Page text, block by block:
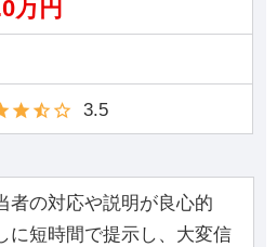
万円
3.5
者の対応や説明が良心的
に短時間で提示し、大変信